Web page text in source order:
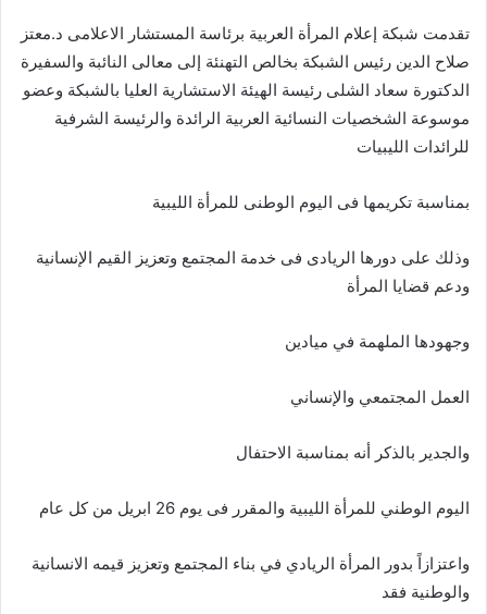
تقدمت شبكة إعلام المرأة العربية برئاسة المستشار الاعلامى د.معتز
صلاح الدين رئيس الشبكة بخالص التهنئة إلى معالى النائبة والسفيرة
الدكتورة سعاد الشلى رئيسة الهيئة الاستشارية العليا بالشبكة وعضو
موسوعة الشخصيات النسائية العربية الرائدة والرئيسة الشرفية
للرائدات الليبيات
بمناسبة تكريمها فى اليوم الوطنى للمرأة الليبية
وذلك على دورها الريادى فى خدمة المجتمع وتعزيز القيم الإنسانية
ودعم قضايا المرأة
وجهودها الملهمة في ميادين
العمل المجتمعي والإنساني
والجدير بالذكر أنه بمناسبة الاحتفال
اليوم الوطني للمرأة الليبية والمقرر فى يوم 26 ابريل من كل عام
واعتزازاً بدور المرأة الريادي في بناء المجتمع وتعزيز قيمه الانسانية
والوطنية فقد